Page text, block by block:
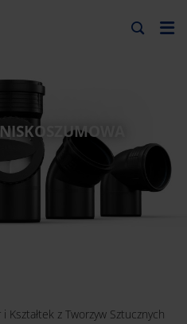
Kształtek z Tworzyw Sztucznych